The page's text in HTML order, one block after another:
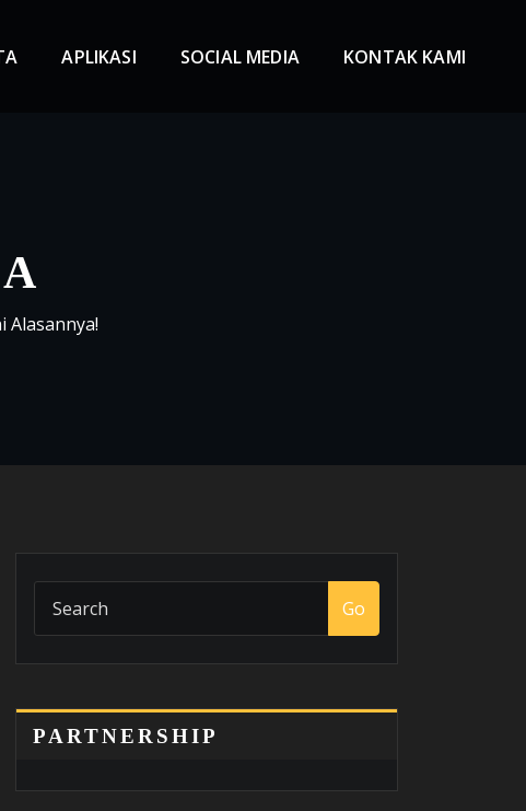
APLIKASI SOCIAL MEDIA KONTAK KAMI
Alasannya!
Go
PARTNERSHIP